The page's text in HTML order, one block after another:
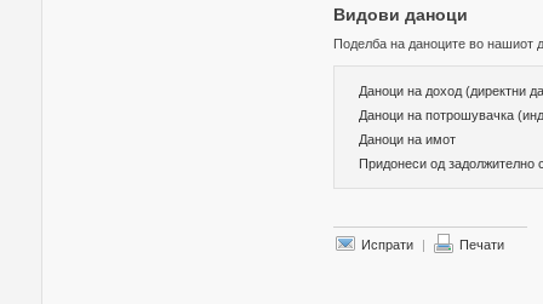
Видови даноци
Поделба на даноците во нашиот
Даноци на доход (директни
Даноци на потрошувачка
Даноци на имот
Придонеси од задолжително
Испрати | Печати